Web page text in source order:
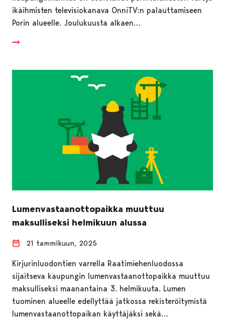
ikäihmisten televisiokanava OnniTV:n palauttamiseen
Porin alueelle. Joulukuusta alkaen…
Lumenvastaanottopaikka muuttuu
maksulliseksi helmikuun alussa
21 tammikuun, 2025
Kirjurinluodontien varrella Raatimiehenluodossa
sijaitseva kaupungin lumenvastaanottopaikka muuttuu
maksulliseksi maanantaina 3. helmikuuta. Lumen
tuominen alueelle edellyttää jatkossa rekisteröitymistä
lumenvastaanottopaikan käyttäjäksi sekä…